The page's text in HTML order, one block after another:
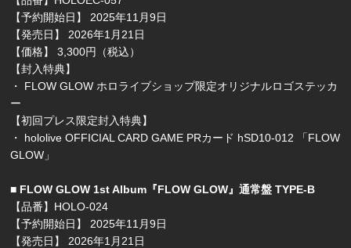
【予約開始日】 2025年11月9日
【発売日】 2026年1月21日
【価格】 3,300円（税込）
【封入特典】
・ FLOW GLOW ホロライブショップ限定オリジナルロゴステッカ
ー
【初回プレス限定封入特典】
・ hololive OFFICIAL CARD GAME PRカード hSD10-012 「FLOW
GLOW」
■ FLOW GLOW 1st Album『FLOW GLOW』通常盤 TYPE-B
【品番】HOLO-024
【予約開始日】 2025年11月9日
【発売日】 2026年1月21日